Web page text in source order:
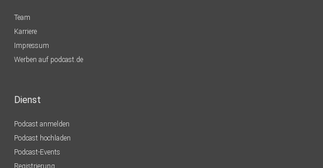
Team
Karriere
Impressum
Werben auf podcast.de
Dienst
Podcast anmelden
Podcast hochladen
Podcast-Events
Registrierung